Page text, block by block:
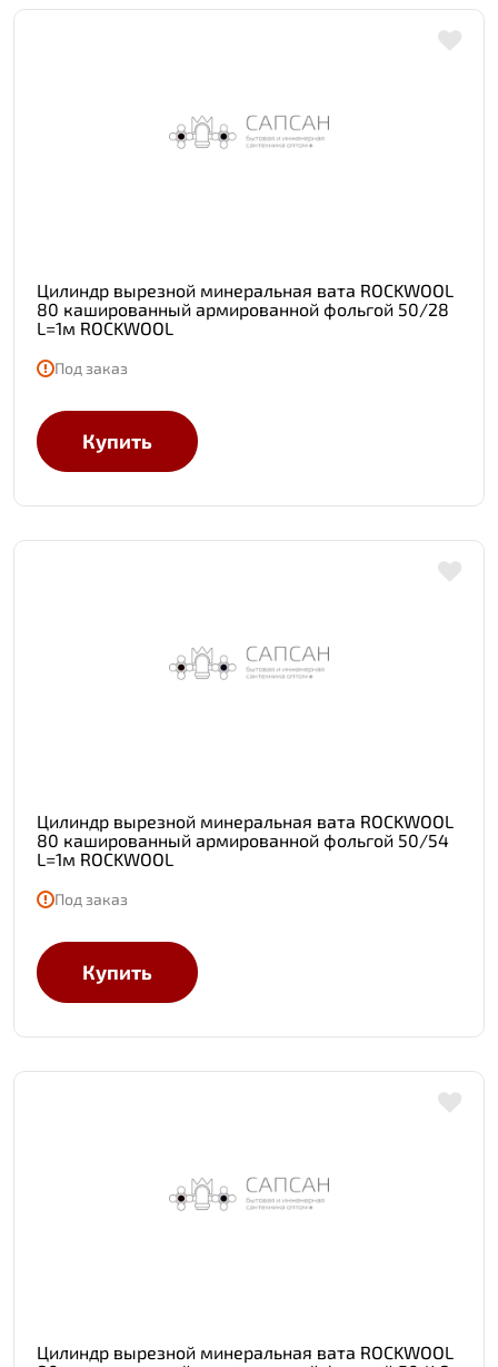
Цилиндр вырезной минеральная вата ROCKWOOL
80 кашированный армированной фольгой 50/28
L=1м ROCKWOOL
Под заказ
Купить
Цилиндр вырезной минеральная вата ROCKWOOL
80 кашированный армированной фольгой 50/54
L=1м ROCKWOOL
Под заказ
Купить
Цилиндр вырезной минеральная вата ROCKWOOL